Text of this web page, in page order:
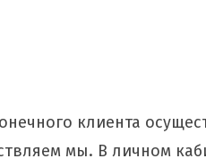
клиента
мы. В личном